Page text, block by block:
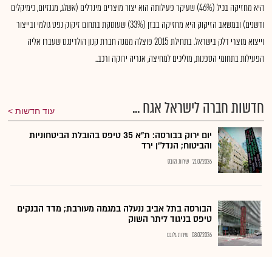
היא מחזיקה בכיל (46%) שעיקר פעילותה הוא יצור מוצרים מינרלים (אשלג, מגנזיום, כימיקלים
ודשנים) ובמשאב הזיקוק היא מחזיקה בבזן (33%) שעוסקת בתחום זיקוק נפט גולמי ובייצור
וייצוא מוצרי דלק בישראל. בתחילת 2015 פוצלה ממנה חברת קנון הולדינגס שעברו אליה
הפעילות בתחומי הספנות, מוליכים למחיצה, אנריה ירוקה ורכב..
חדשות חברה לישראל אגח ... עוד חדשות
יום ירוק בבורסה: ת"א 35 טיפס בהובלת הביטחוניות
והביטוח; הנדל"ן ירד
21.07.2026 שירות גלובס
הבורסה בתל אביב ננעלה במגמה מעורבת; מדד הבנקים
טיפס בניגוד ליתר השוק
08.07.2026 שירות גלובס